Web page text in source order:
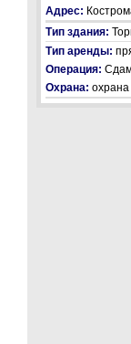
Адрес:
Тип здания:
Тип аренды:
Операция:
Охрана: